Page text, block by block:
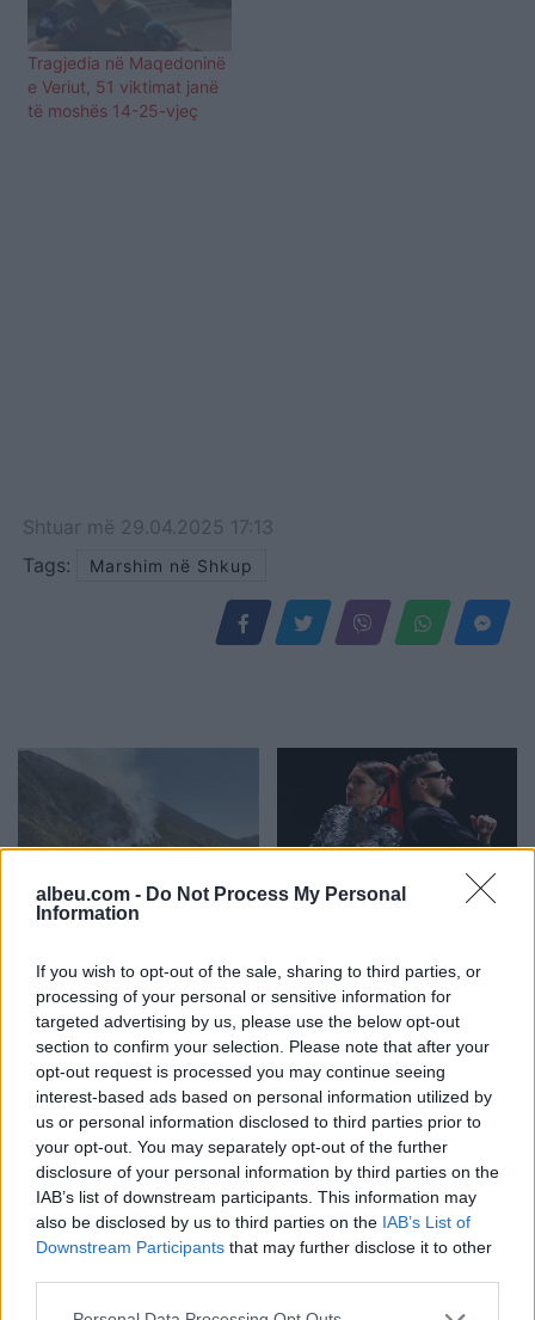
albeu.com - Do Not Process My Personal
Information
If you wish to opt-out of the sale, sharing to third parties, or
processing of your personal or sensitive information for
targeted advertising by us, please use the below opt-out
section to confirm your selection. Please note that after your
opt-out request is processed you may continue seeing
interest-based ads based on personal information utilized by
us or personal information disclosed to third parties prior to
your opt-out. You may separately opt-out of the further
disclosure of your personal information by third parties on the
IAB’s list of downstream participants. This information may
also be disclosed by us to third parties on the IAB’s List of
Downstream Participants that may further disclose it to other
Tragjedia në Maqedoninë
e Veriut, 51 viktimat janë
të moshës 14-25-vjeç
Shtuar më 29.04.2025 17:13
Tags:
Marshim në Shkup
Bilanci i zjarreve në vend:
vijojnë të monitorohen
bashkëpunimin surprizë
me Gimbo-n
Aksident i rëndë në Papër,
makina godet trasenë
anësore të rrugës
Eric Wendt ambasadori i
ardhshëm i SHBA-së në
Shqipëri, ambasada: Do të